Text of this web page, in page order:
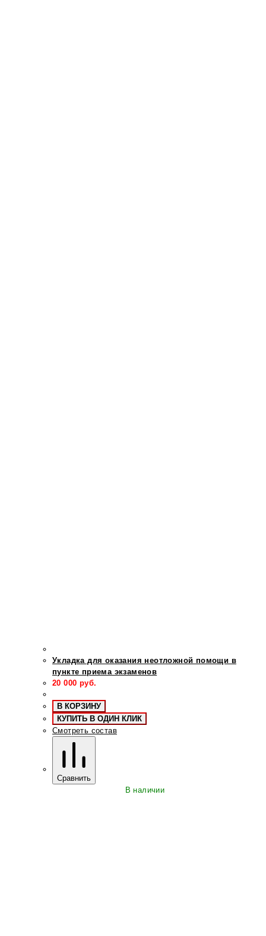
Укладка для оказания неотложной помощи в
пункте приема экзаменов
20 000 руб.
В КОРЗИНУ
КУПИТЬ В ОДИН КЛИК
Смотреть состав
Сравнить
В наличии